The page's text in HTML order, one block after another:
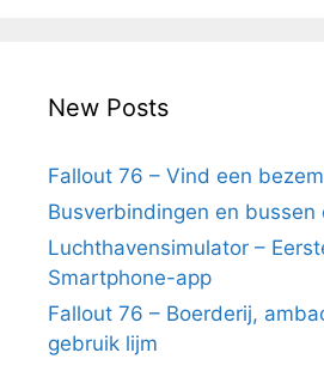
New Posts
Fallout 76 – Vind een bezem
Busverbindingen en bussen
Luchthavensimulator –
Smartphone-app
Fallout 76 – Boerderij,
gebruik lijm